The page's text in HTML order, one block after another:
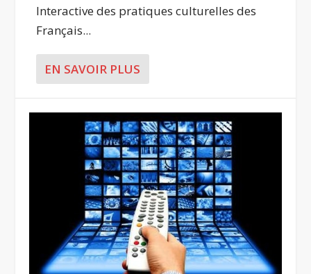
Interactive des pratiques culturelles des
Français...
EN SAVOIR PLUS